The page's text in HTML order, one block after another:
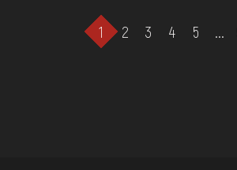
1 2 3 4 5 ...